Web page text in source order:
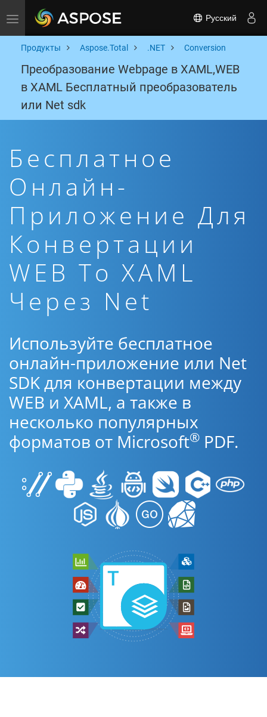
Toggle navigation Русский
Продукты Aspose.Total .NET Conversion
Преобразование Webpage в XAML,WEB
в XAML Бесплатный преобразователь
или Net sdk
Бесплатное
Онлайн-
Приложение Для
Конвертации
WEB To XAML
Через Net
Используйте бесплатное
онлайн-приложение или Net
SDK для конвертации между
WEB и XAML, а также в
несколько популярных
форматов от Microsoft® PDF.